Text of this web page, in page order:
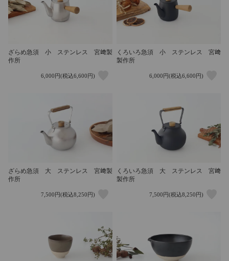
ざらめ急須 小 ステンレス 宮﨑製
作所
6,000円(税込6,600円)
くろいろ急須 小 ステンレス 宮﨑
製作所
6,000円(税込6,600円)
ざらめ急須 大 ステンレス 宮﨑製
作所
7,500円(税込8,250円)
くろいろ急須 大 ステンレス 宮﨑
製作所
7,500円(税込8,250円)